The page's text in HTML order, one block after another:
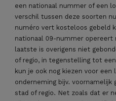
een nationaal nummer of een
verschil tussen deze soorten
numéro vert kosteloos gebeld
nationaal 09-nummer opereert
laatste is overigens niet
of regio, in tegenstelling tot
kun je ook nog kiezen voor een
onderneming bijv. voornamelijk
stad of regio. Net zoals dat er